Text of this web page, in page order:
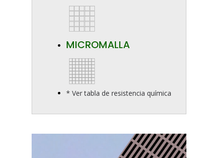
MICROMALLA
* Ver tabla de resistencia química